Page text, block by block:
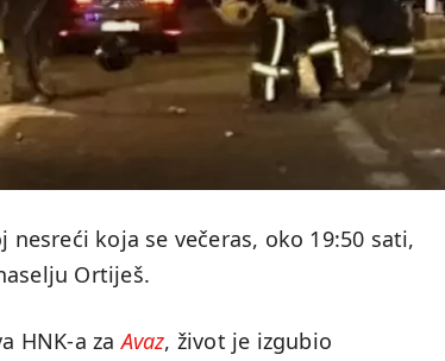
koja se večeras, oko 19:50 sati,
Ortiješ.
HNK-a zaAvaz, život je izgubio